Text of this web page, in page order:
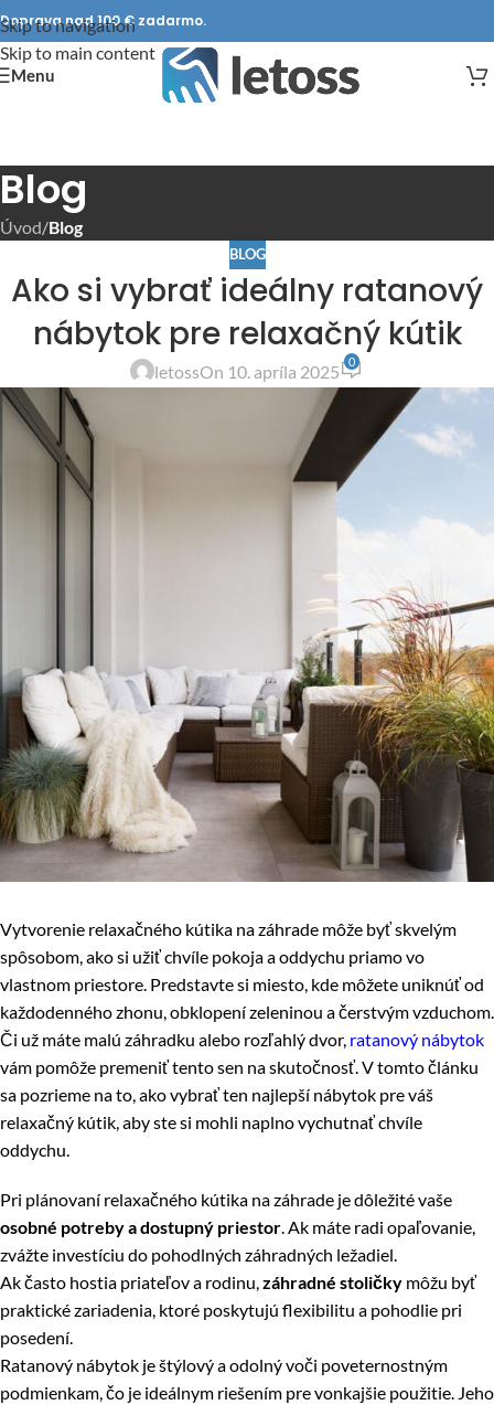
Skip to navigation
Skip to main content
Doprava nad 100 € zadarmo.
Menu
Blog
Úvod/Blog
BLOG
Ako si vybrať ideálny ratanový
nábytok pre relaxačný kútik
letossOn 10. apríla 2025 0
Vytvorenie relaxačného kútika na záhrade môže byť skvelým
spôsobom, ako si užiť chvíle pokoja a oddychu priamo vo
vlastnom priestore. Predstavte si miesto, kde môžete uniknúť od
každodenného zhonu, obklopení zeleninou a čerstvým vzduchom.
Či už máte malú záhradku alebo rozľahlý dvor, ratanový nábytok
vám pomôže premeniť tento sen na skutočnosť. V tomto článku
sa pozrieme na to, ako vybrať ten najlepší nábytok pre váš
relaxačný kútik, aby ste si mohli naplno vychutnať chvíle
oddychu.
Pri plánovaní relaxačného kútika na záhrade je dôležité vaše
osobné potreby a dostupný priestor . Ak máte radi opaľovanie,
zvážte investíciu do pohodlných záhradných ležadiel.
Ak často hostia priateľov a rodinu, záhradné stoličky môžu byť
praktické zariadenia, ktoré poskytujú flexibilitu a pohodlie pri
posedení.
Ratanový nábytok je štýlový a odolný voči poveternostným
podmienkam, čo je ideálnym riešením pre vonkajšie použitie. Jeho